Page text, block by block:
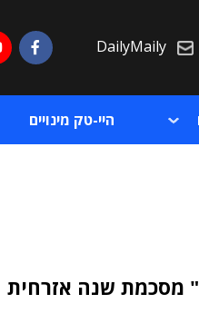
DailyMaily
היי-טק מינויים
מסכמת שנה אזרחית